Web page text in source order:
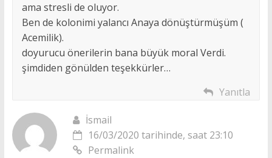
ama stresli de oluyor.
Ben de kolonimi yalancı Anaya dönüştürmüşüm (
Acemilik).
doyurucu önerilerin bana büyük moral Verdi.
şimdiden gönülden teşekkürler…
Yanıtla
İsmail
16/03/2020 tarihinde, saat 23:10
Permalink